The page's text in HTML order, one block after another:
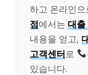
하고 온라인
점에서는 대출
내용을 얻고,
고객센터로
있습니다.